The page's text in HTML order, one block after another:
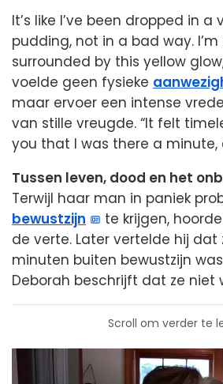
It’s like I’ve been dropped in
pudding, not in a bad way.
surrounded by this yellow
voelde geen fysieke
maar ervoer een intense
van stille vreugde. “It felt
you that I was there a minute,
Tussen leven, dood en het
Terwijl haar man in paniek
bewustzijn
te krijgen,
de verte. Later vertelde hij dat
minuten buiten bewustzijn
Deborah beschrijft dat ze niet
Scroll om verder te